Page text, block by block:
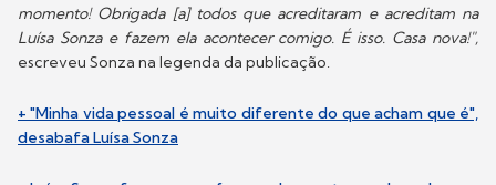
momento! Obrigada [a] todos que acreditaram e acreditam na
Luísa Sonza e fazem ela acontecer comigo. É isso. Casa nova!",
escreveu Sonza na legenda da publicação.
+ "Minha vida pessoal é muito diferente do que acham que é",
desabafa Luísa Sonza